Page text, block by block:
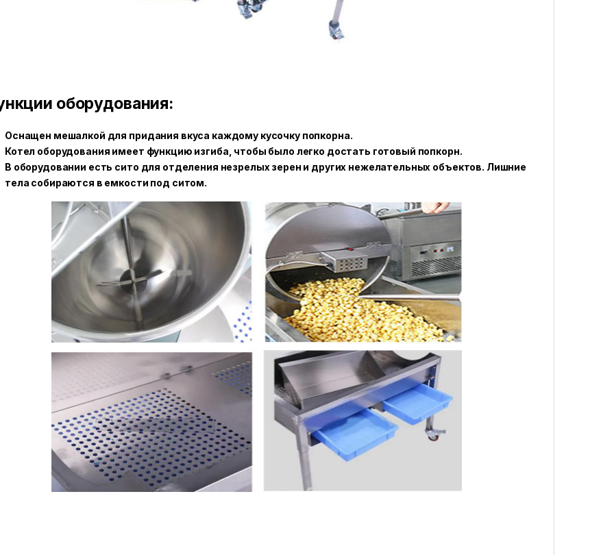
оборудования:
Оснащен мешалкой для придания вкуса каждому кусочку попкорна.
Котел оборудования имеет функцию изгиба, чтобы было легко достать готовый попкорн.
В оборудовании есть сито для отделения незрелых зерен и других нежелательных объектов. Лишние
тела собираются в емкости под ситом.